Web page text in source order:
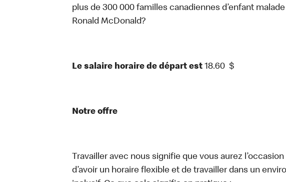
plus de 300 000 familles canadiennes d’enfant
Ronald McDonald?
Le salaire horaire de départ est 18.60 $
Notre offre
Travailler avec nous signifie que vous aurez
d’avoir un horaire flexible et de travailler dans un